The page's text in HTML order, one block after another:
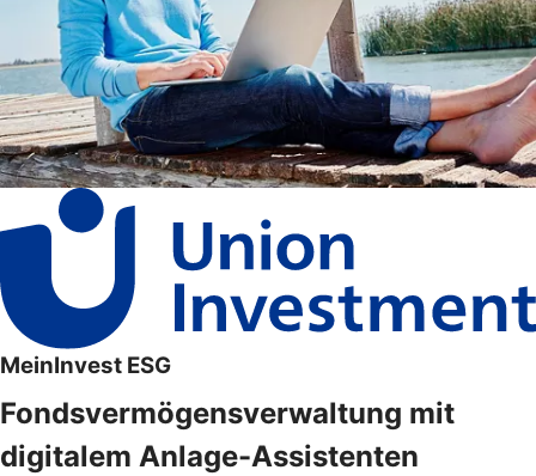
MeinInvest ESG
Fondsvermögensverwaltung mit
digitalem Anlage-Assistenten